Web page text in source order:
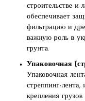
строительстве и
обеспечивает
фильтрацию и
важную роль в
грунта.
Упаковочная
Упаковочная
стреппинг-лента,
крепления грузов